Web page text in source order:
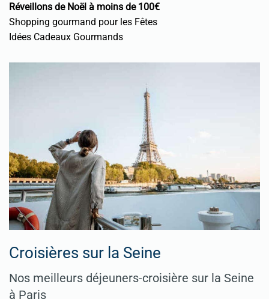
Réveillons de Noël à moins de 100€
Shopping gourmand pour les Fêtes
Idées Cadeaux Gourmands
Croisières sur la Seine
Nos meilleurs déjeuners-croisière sur la Seine
à Paris